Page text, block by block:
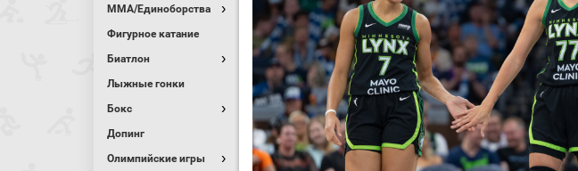
MMA/Единоборства
Фигурное катание
Биатлон
Лыжные гонки
Бокс
Допинг
Олимпийские игры